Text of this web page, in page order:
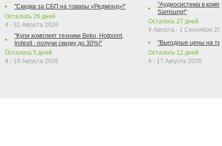
"Скидка за СБП на товары «Редмонд»!"
Осталось 26 дней
4 - 31 Августа 2026
"Купи комплект техники Beko, Hotpoint,
Indesit - получи скидку до 30%!"
Осталось 5 дней
4 - 10 Августа 2026
"Аудиосистема в
Samsung!"
Осталось 27 дней
4 Августа - 1 Сентября
"Выгодные цены на
Осталось 12 дней
4 - 17 Августа 2026